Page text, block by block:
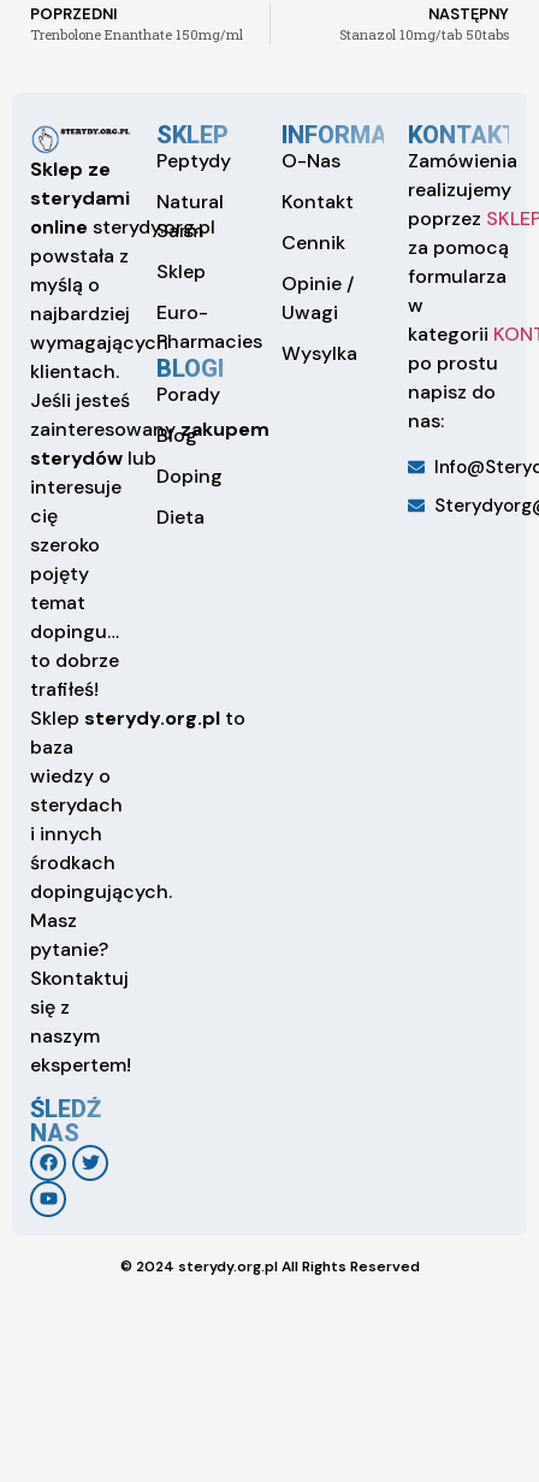
POPRZEDNI
Trenbolone Enanthate 150mg/ml
NASTĘPNY
Stanazol 10mg/tab 50tabs
Sklep ze
sterydami
online sterydy.org.pl
powstała z
myślą o
najbardziej
wymagających
klientach.
Jeśli jesteś
zainteresowanyzakupem
sterydów lub
interesuje
cię
szeroko
pojęty
temat
dopingu…
to dobrze
trafiłeś!
Sklep sterydy.org.pl to
baza
wiedzy o
sterydach
i innych
środkach
dopingujących.
Masz
pytanie?
Skontaktuj
się z
naszym
ekspertem!
ŚLEDŹ
NAS
SKLEP
Peptydy
Natural
Sarm
Sklep
Euro-
Pharmacies
BLOGI
Porady
Blog
Doping
Dieta
INFORMACJE
O-Nas
Kontakt
Cennik
Opinie /
Uwagi
Wysylka
KONTAKT
Zamówienia
realizujemy
poprzez
za pomocą
formularza
w
kategorii
po prostu
napisz do
nas:
© 2024 sterydy.org.pl All Rights Reserved